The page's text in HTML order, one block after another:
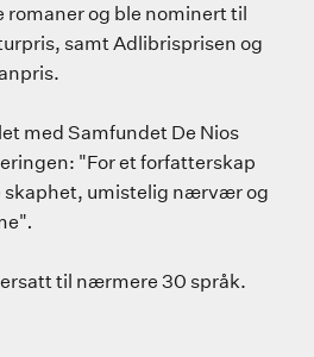
romaner og ble nominert til
samt Adlibrisprisen og
med Samfundet De Nios
"For et forfatterskap
skaphet, umistelig nærvær og
.
til nærmere 30 språk.